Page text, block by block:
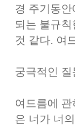
경 주기동
되는 불규
것 같다. 여
궁극적인
여드름에
은 너가 너